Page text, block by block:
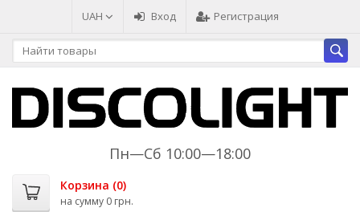
UAH Вход Регистрация
Пн—Сб 10:00—18:00
Корзина (0)
на сумму 0 грн.